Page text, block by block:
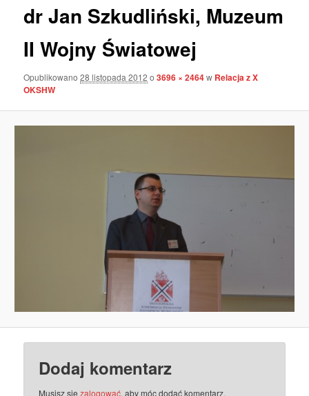
dr Jan Szkudliński, Muzeum
II Wojny Światowej
Opublikowano28 listopada 2012 o3696 × 2464w Relacja z X
OKSHW
Dodaj komentarz
Musisz sięzalogować, aby móc dodać komentarz.